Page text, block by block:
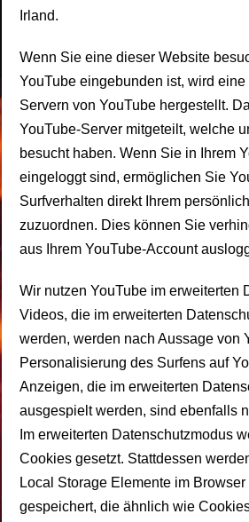
Irland.
Wenn Sie eine dieser Website
YouTube eingebunden ist, wird
Servern von YouTube hergestellt.
YouTube-Server mitgeteilt, welche
besucht haben. Wenn Sie in Ihrem
eingeloggt sind, ermöglichen Sie
Surfverhalten direkt Ihrem
zuzuordnen. Dies können Sie
aus Ihrem YouTube-Account
Wir nutzen YouTube im erweiterten
Videos, die im erweiterten
werden, werden nach Aussage von
Personalisierung des Surfens auf
Anzeigen, die im erweiterten
ausgespielt werden, sind ebenfalls
Im erweiterten Datenschutzmodus
Cookies gesetzt. Stattdessen
Local Storage Elemente im
gespeichert, die ähnlich wie